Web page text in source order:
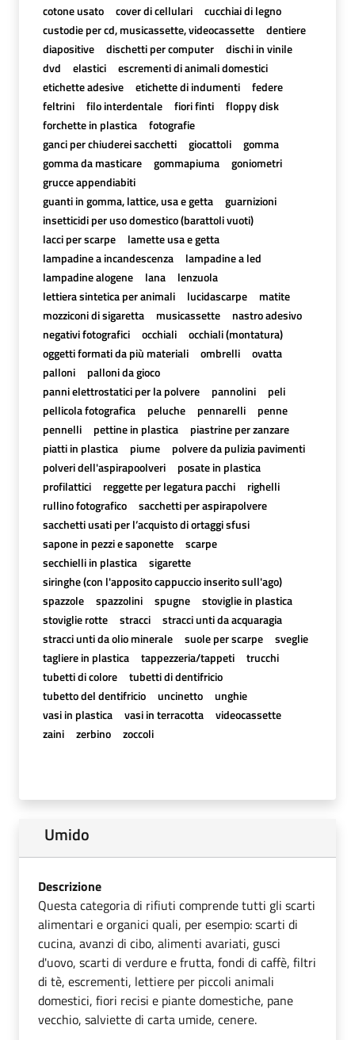
cotone usato cover di cellulari
cucchiai di legno
custodie per cd, musicassette, videocassette
dentiere
diapositive
dischetti per computer
dischi in vinile
dvd
elastici
escrementi di animali domestici
etichette adesive
etichette di indumenti
federe
feltrini
filo interdentale fiori finti
floppy disk
forchette in plastica
fotografie
ganci per chiuderei sacchetti
giocattoli
gomma
gomma da masticare
gommapiuma
goniometri
grucce appendiabiti
guanti in gomma, lattice, usa e getta
guarnizioni
insetticidi per uso domestico (barattoli vuoti)
lacci per scarpe
lamette usa e getta
lampadine a incandescenza
lampadine a led
lampadine alogene
lana
lenzuola
lettiera sintetica per animali
lucidascarpe
matite
mozziconi di sigaretta
musicassette
nastro adesivo
negativi fotografici
occhiali
occhiali (montatura)
oggetti formati da più materiali
ombrelli
ovatta
palloni
palloni da gioco
panni elettrostatici per la polvere
pannolini
peli
pellicola fotografica
peluche pennarelli
penne
pennelli
pettine in plastica
piastrine per zanzare
piatti in plastica
piume
polvere da pulizia pavimenti
polveri dell'aspirapoolveri
posate in plastica
profilattici
reggette per legatura pacchi
righelli
rullino fotografico
sacchetti per aspirapolvere
sacchetti usati per l’acquisto di ortaggi sfusi
sapone in pezzi e saponette
scarpe
secchielli in plastica
sigarette
siringhe (con l'apposito cappuccio inserito sull'ago)
spazzole
spazzolini spugne
stoviglie in plastica
stoviglie rotte
stracci
stracci unti da acquaragia
stracci unti da olio minerale
suole per scarpe
sveglie
tagliere in plastica
tappezzeria/tappeti
trucchi
tubetti di colore
tubetti di dentifricio
tubetto del dentifricio
uncinetto
unghie
vasi in plastica
vasi in terracotta
videocassette
zaini
zerbino zoccoli
Umido
Descrizione
Questa categoria di rifiuti comprende tutti gli scarti
alimentari e organici quali, per esempio: scarti di
cucina, avanzi di cibo, alimenti avariati, gusci
d'uovo, scarti di verdure e frutta, fondi di caffè, filtri
di tè, escrementi, lettiere per piccoli animali
domestici, fiori recisi e piante domestiche, pane
vecchio, salviette di carta umide, cenere.